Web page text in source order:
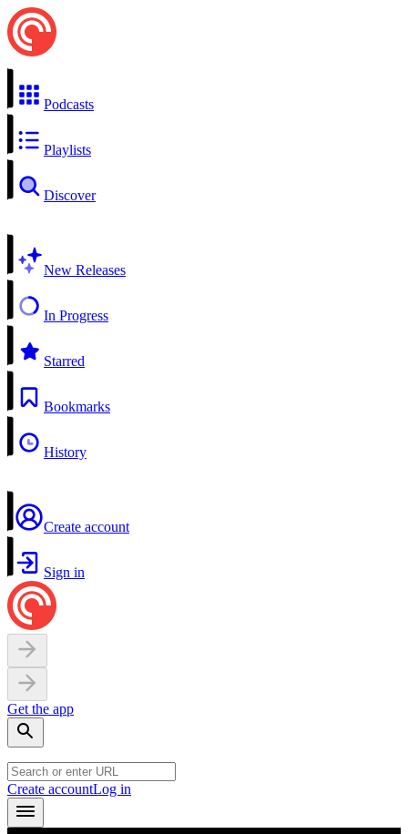
Podcasts
Playlists
Discover
New Releases
In Progress
Starred
Bookmarks
History
Create account
Sign in
Get the app
Create accountLog in